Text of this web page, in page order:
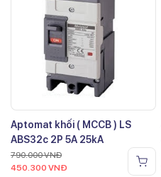
Aptomat khối ( MCCB ) LS
ABS32c 2P 5A 25kA
790.000VNĐ
450.300 VNĐ